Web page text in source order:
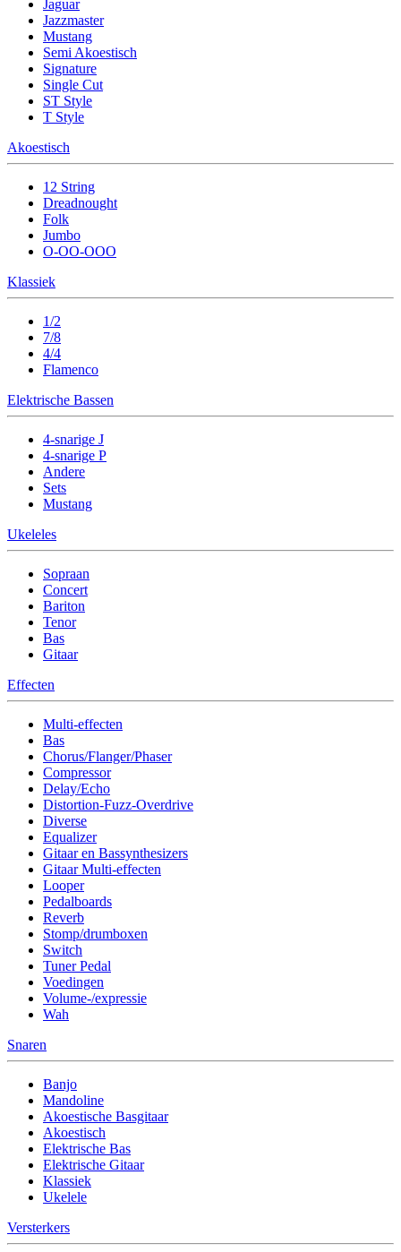
Jaguar
Jazzmaster
Mustang
Semi Akoestisch
Signature
Single Cut
ST Style
T Style
Akoestisch
12 String
Dreadnought
Folk
Jumbo
O-OO-OOO
Klassiek
1/2
7/8
4/4
Flamenco
Elektrische Bassen
4-snarige J
4-snarige P
Andere
Sets
Mustang
Ukeleles
Sopraan
Concert
Bariton
Tenor
Bas
Gitaar
Effecten
Multi-effecten
Bas
Chorus/Flanger/Phaser
Compressor
Delay/Echo
Distortion-Fuzz-Overdrive
Diverse
Equalizer
Gitaar en Bassynthesizers
Gitaar Multi-effecten
Looper
Pedalboards
Reverb
Stomp/drumboxen
Switch
Tuner Pedal
Voedingen
Volume-/expressie
Wah
Snaren
Banjo
Mandoline
Akoestische Basgitaar
Akoestisch
Elektrische Bas
Elektrische Gitaar
Klassiek
Ukelele
Versterkers